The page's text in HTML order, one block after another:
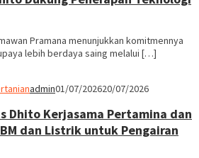
Pramana menunjukkan komitmennya
lebih berdaya saing melalui […]
admin01/07/202620/07/2026
Dhito Kerjasama Pertamina dan
dan Listrik untuk Pengairan